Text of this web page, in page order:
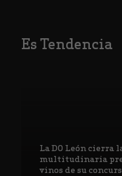
Es Tendencia
La DO León cierra
multitudinaria
vinos de su